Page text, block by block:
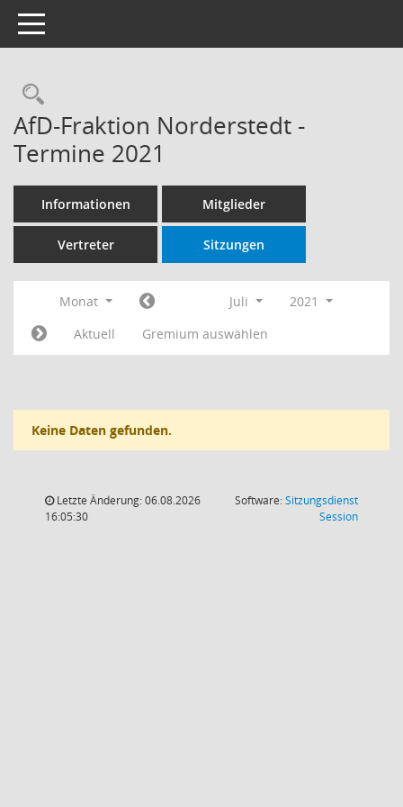
Toggle navigation
Rechercheauswahl
AfD-Fraktion Norderstedt -
Termine 2021
Informationen Mitglieder
Vertreter Sitzungen
Monat Juli
2021
Aktuell
Gremium auswählen
Keine Daten gefunden.
Letzte Änderung: 06.08.2026
16:05:30
Software:Sitzungsdienst
Session(Wird in